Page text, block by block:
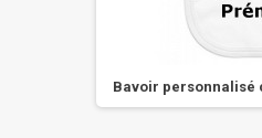
Bavoir personnalisé